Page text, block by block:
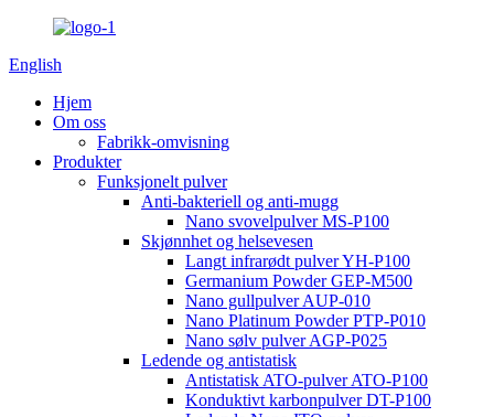
English
Hjem
Om oss
Fabrikk-omvisning
Produkter
Funksjonelt pulver
Anti-bakteriell og anti-mugg
Nano svovelpulver MS-P100
Skjønnhet og helsevesen
Langt infrarødt pulver YH-P100
Germanium Powder GEP-M500
Nano gullpulver AUP-010
Nano Platinum Powder PTP-P010
Nano sølv pulver AGP-P025
Ledende og antistatisk
Antistatisk ATO-pulver ATO-P100
Konduktivt karbonpulver DT-P100